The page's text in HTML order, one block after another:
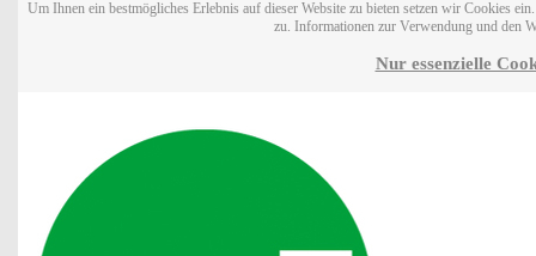
Um Ihnen ein bestmögliches Erlebnis auf dieser Website zu bieten setzen wir Cookies
zu. Informationen zur Verwendung und den
Nur essenzielle